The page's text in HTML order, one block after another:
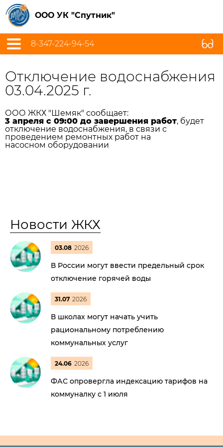
ООО УК "Спутник"
8-347-224-94-54
Отключение водоснабжения
03.04.2025 г.
ООО ЖКХ "Шемяк" сообщает:
3 апреля с 09:00 до завершения работ, будет
отключение водоснабжения, в связи с
проведением ремонтных работ на
насосном оборудовании
Новости ЖКХ
03.08 2026
В России могут ввести предельный срок
отключение горячей воды
31.07 2026
В школах могут начать учить
рациональному потреблению
коммунальных услуг
24.06 2026
ФАС опровергла индексацию тарифов на
коммуналку с 1 июля